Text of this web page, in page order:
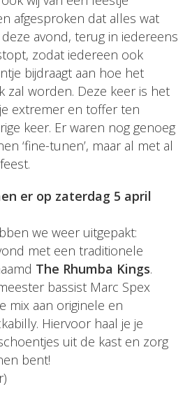
afgesproken dat alles wat
avond, terug in iedereens
zodat iedereen ook
bijdraagt aan hoe het
zal worden. Deze keer is het
extremer en toffer ten
keer. Er waren nog genoeg
‘fine-tunen’, maar al met al
er op zaterdag 5 april
we weer uitgepakt:
met een traditionele
The Rhumba Kings.
bassist Marc Spex
mix aan originele en
Hiervoor haal je je
uit de kast en zorg
bent!